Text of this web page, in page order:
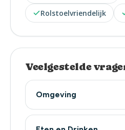
Rolstoelvriendelijk
Veelgestelde
Omgeving